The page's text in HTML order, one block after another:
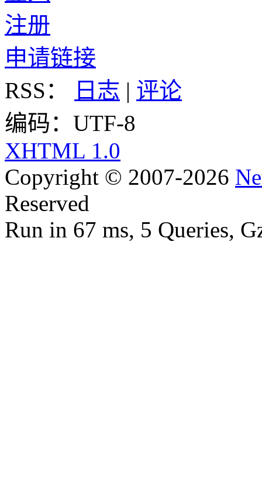
注册
申请链接
RSS：
日志 | 评论
编码：UTF-8
XHTML 1.0
Copyright © 2007-2026
Reserved
Run in 67 ms, 5 Queries,